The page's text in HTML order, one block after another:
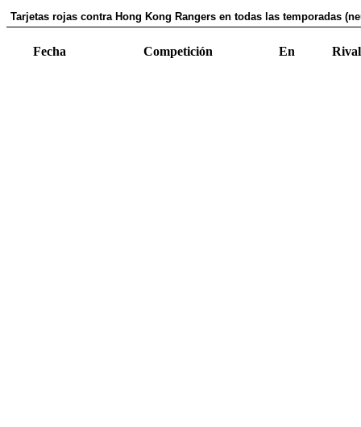
Tarjetas rojas contra Hong Kong Rangers en todas las temporadas
Fecha Competición En Rival